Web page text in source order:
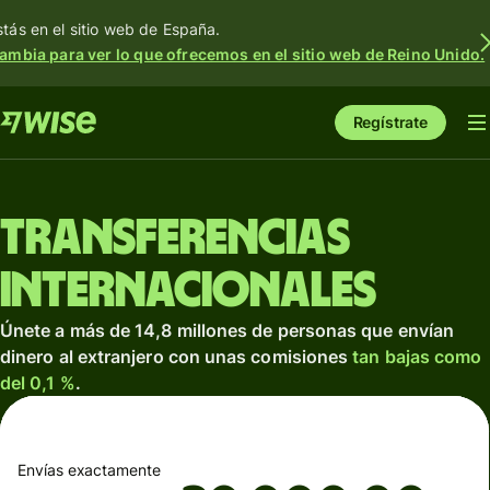
en el sitio web de España.
para ver lo que ofrecemos en el sitio web de Reino Unido.
Regístrate
Transferencias
internacionales
Únete a más de 14,8 millones de personas que envían
dinero al extranjero con unas comisionestan bajas como
del 0,1 %.
Envías exactamente